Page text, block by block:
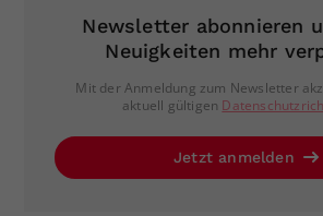
Newsletter abonnieren
Neuigkeiten mehr
Mit der Anmeldung zum Newsletter
aktuell gültigen
Jetzt anmelden